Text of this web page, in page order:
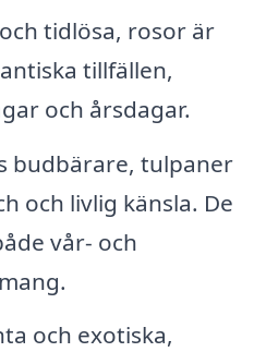
tidlösa, rosor är
tillfällen,
och årsdagar.
budbärare, tulpaner
och livlig känsla. De
vår- och
och exotiska,